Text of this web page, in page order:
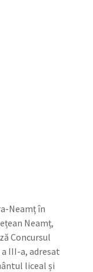
Neamț în
Neamț,
Concursul
III-a, adresat
liceal și